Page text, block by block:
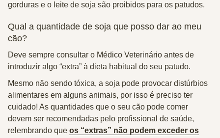
gorduras e o leite de soja são proibidos para os patudos.
Qual a quantidade de soja que posso dar ao meu
cão?
Deve sempre consultar o Médico Veterinário antes de
introduzir algo “extra” à dieta habitual do seu patudo.
Mesmo não sendo tóxica, a soja pode provocar distúrbios
alimentares em alguns animais, por isso é preciso ter
cuidado! As quantidades que o seu cão pode comer
devem ser recomendadas pelo profissional de saúde,
relembrando que os “extras” não podem exceder os